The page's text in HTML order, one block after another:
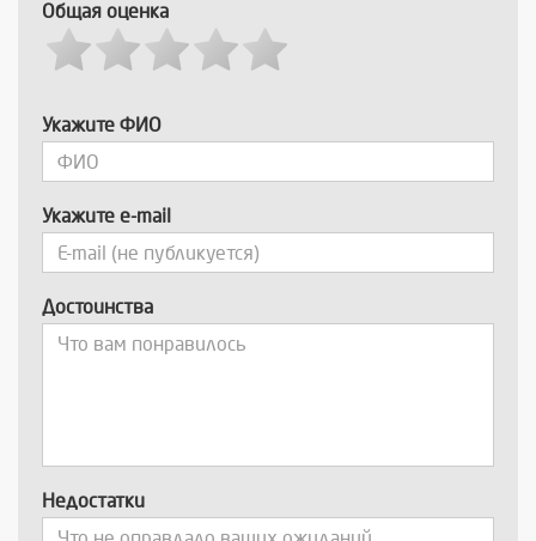
Общая оценка
Укажите ФИО
Укажите e-mail
Достоинства
Недостатки